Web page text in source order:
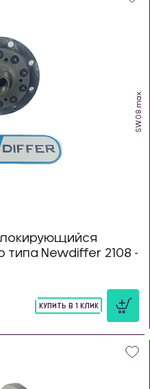
SW.08.max.
типа Newdiffer 2108 -
КУПИТЬ В 1 КЛИК